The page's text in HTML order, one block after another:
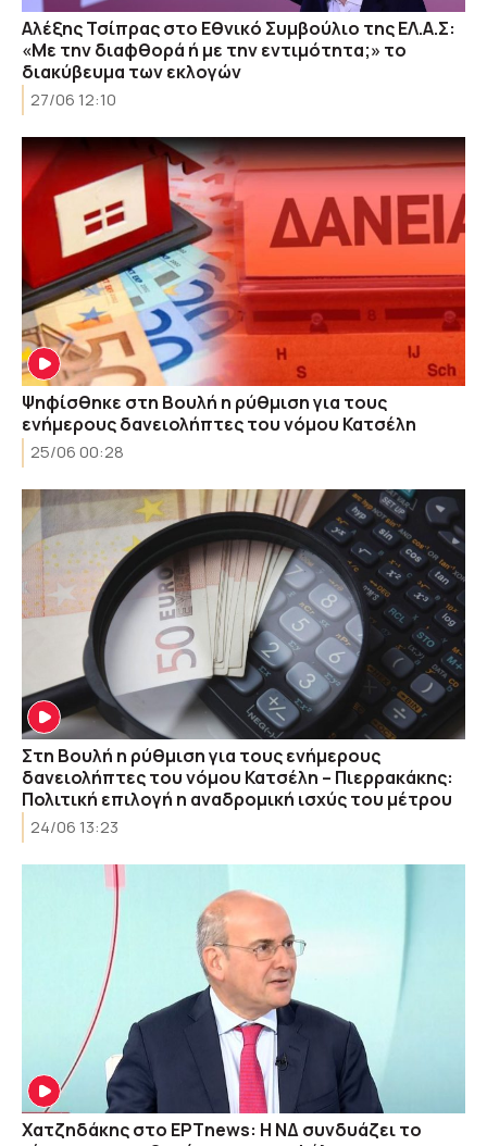
Αλέξης Τσίπρας στο Εθνικό Συμβούλιο της ΕΛ.Α.Σ:
«Με την διαφθορά ή με την εντιμότητα;» το
διακύβευμα των εκλογών
27/06 12:10
Ψηφίσθηκε στη Βουλή η ρύθμιση για τους
ενήμερους δανειολήπτες του νόμου Κατσέλη
25/06 00:28
Στη Βουλή η ρύθμιση για τους ενήμερους
δανειολήπτες του νόμου Κατσέλη – Πιερρακάκης:
Πολιτική επιλογή η αναδρομική ισχύς του μέτρου
24/06 13:23
Χατζηδάκης στο ΕΡΤnews: Η ΝΔ συνδυάζει το